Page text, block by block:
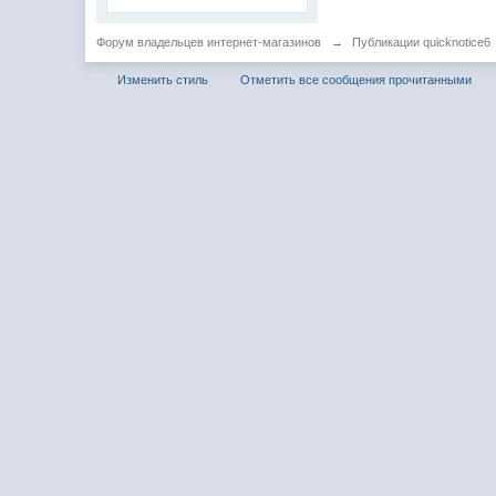
Форум владельцев интернет-магазинов → Публикации quicknotice6
Изменить стиль Отметить все сообщения прочитанными